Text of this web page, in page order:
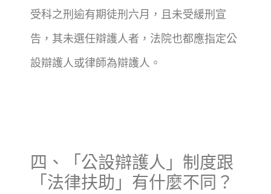
受科之刑逾有期徒刑六月，且未受緩刑宣
告，其未選任辯護人者，法院也都應指定公
設辯護人或律師為辯護人。
四、「公設辯護人」制度跟
「法律扶助」有什麼不同？